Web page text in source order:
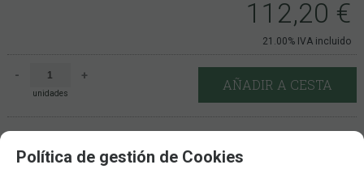
112,20 €
21.00% IVA incluido
-
unidades
+
AÑADIR A CESTA
COMICS Y DIBUJOS SERIES ESPECIALES TRIDIMENSIONALES
Política de gestión de Cookies